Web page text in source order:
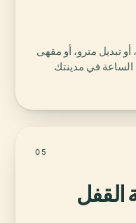
تبديل مترو، أو مقهى
في مدينتك
05